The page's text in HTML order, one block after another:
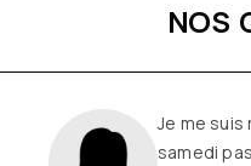
NOS
Je me suis
samedi